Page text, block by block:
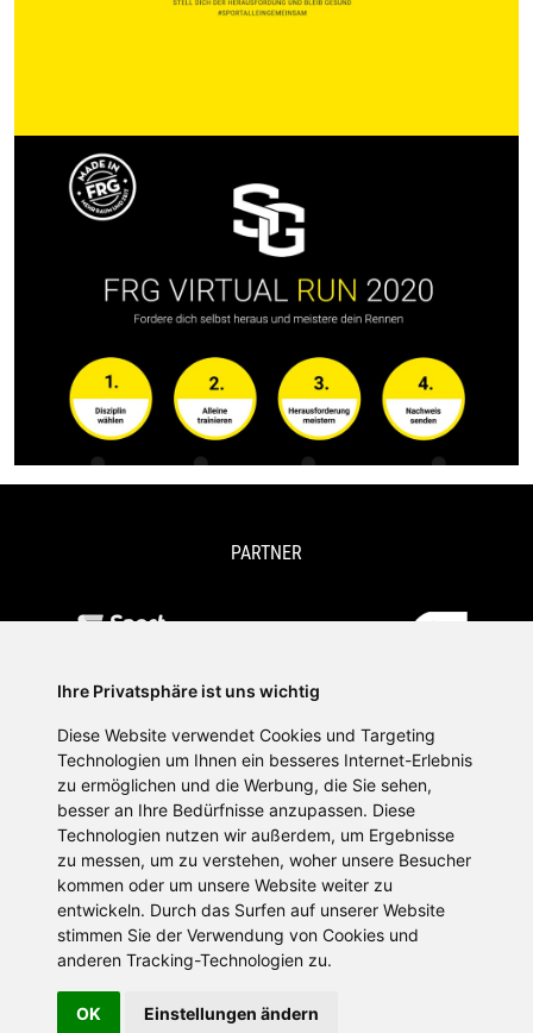
Ihre Privatsphäre ist uns wichtig
Diese Website verwendet Cookies und Targeting
Technologien um Ihnen ein besseres Internet-Erlebnis
zu ermöglichen und die Werbung, die Sie sehen,
besser an Ihre Bedürfnisse anzupassen. Diese
Technologien nutzen wir außerdem, um Ergebnisse
zu messen, um zu verstehen, woher unsere Besucher
kommen oder um unsere Website weiter zu
entwickeln. Durch das Surfen auf unserer Website
stimmen Sie der Verwendung von Cookies und
anderen Tracking-Technologien zu.
OK Einstellungen ändern
PARTNER
SPORTPLATTFORMEN
IMPRESSUM DATENSCHUTZ